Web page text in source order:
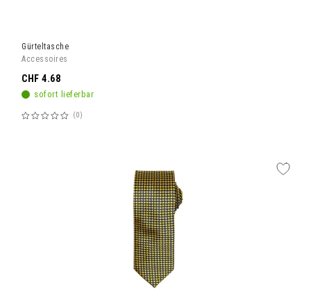
Gürteltasche
Accessoires
sofort lieferbar
Bewertung:
0
CHF 4.68